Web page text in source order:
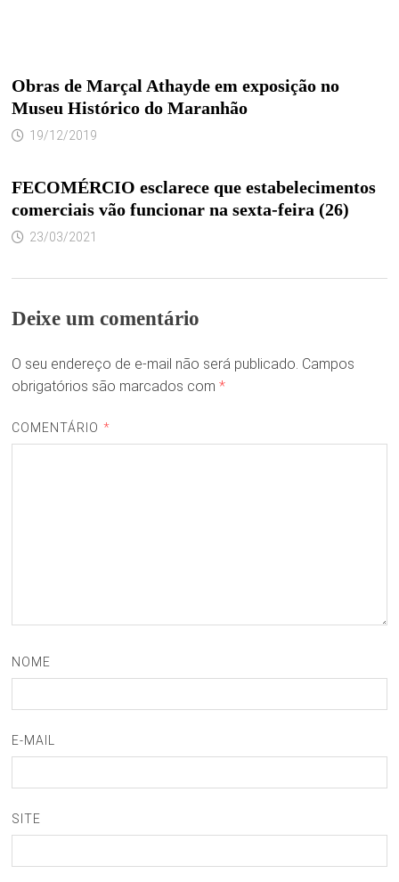
Obras de Marçal Athayde em exposição no
Museu Histórico do Maranhão
19/12/2019
FECOMÉRCIO esclarece que estabelecimentos
comerciais vão funcionar na sexta-feira (26)
23/03/2021
Deixe um comentário
O seu endereço de e-mail não será publicado. Campos
obrigatórios são marcados com *
COMENTÁRIO *
NOME
E-MAIL
SITE